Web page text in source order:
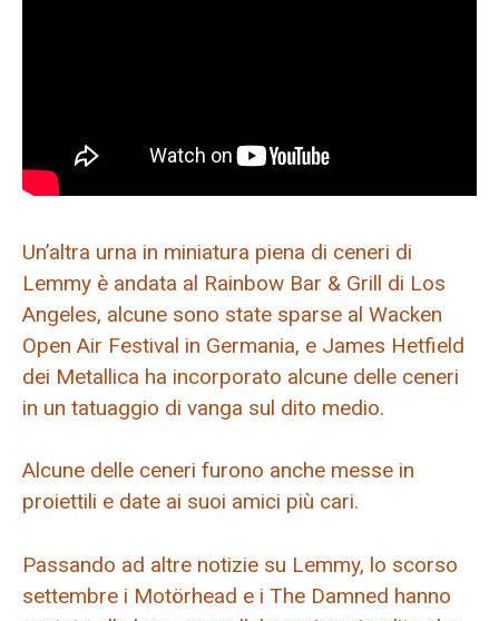
Un’altra urna in miniatura piena di ceneri di
Lemmy è andata al Rainbow Bar & Grill di Los
Angeles, alcune sono state sparse al Wacken
Open Air Festival in Germania, e James Hetfield
dei Metallica ha incorporato alcune delle ceneri
in un tatuaggio di vanga sul dito medio.
Alcune delle ceneri furono anche messe in
proiettili e date ai suoi amici più cari.
Passando ad altre notizie su Lemmy, lo scorso
settembre i Motörhead e i The Damned hanno